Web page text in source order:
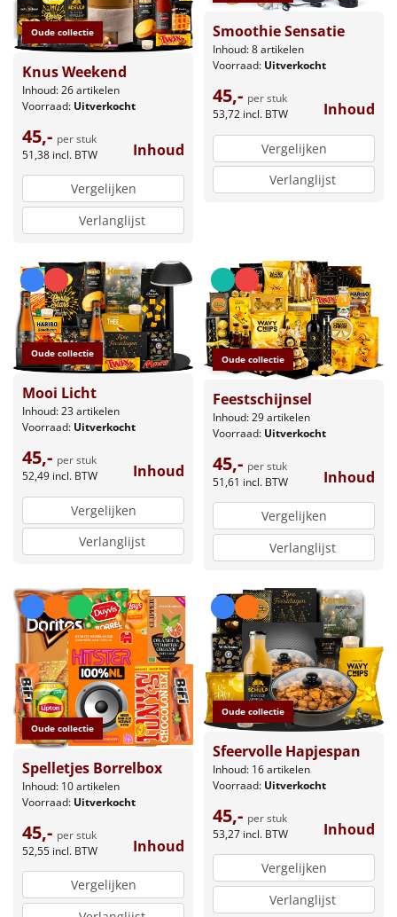
Oude collectie
Knus Weekend
Inhoud: 26 artikelen
Voorraad: Uitverkocht
45,- per stuk
51,38 incl. BTW Inhoud
Vergelijken
Verlanglijst
Smoothie Sensatie
Inhoud: 8 artikelen
Voorraad: Uitverkocht
45,- per stuk
53,72 incl. BTW Inhoud
Vergelijken
Verlanglijst
Oude collectie
Mooi Licht
Inhoud: 23 artikelen
Voorraad: Uitverkocht
45,- per stuk
52,49 incl. BTW Inhoud
Vergelijken
Verlanglijst
Oude collectie
Feestschijnsel
Inhoud: 29 artikelen
Voorraad: Uitverkocht
45,- per stuk
51,61 incl. BTW Inhoud
Vergelijken
Verlanglijst
Oude collectie
Spelletjes Borrelbox
Inhoud: 10 artikelen
Voorraad: Uitverkocht
45,- per stuk
52,55 incl. BTW Inhoud
Vergelijken
Oude collectie
Sfeervolle Hapjespan
Inhoud: 16 artikelen
Voorraad: Uitverkocht
45,- per stuk
53,27 incl. BTW Inhoud
Vergelijken
Verlanglijst